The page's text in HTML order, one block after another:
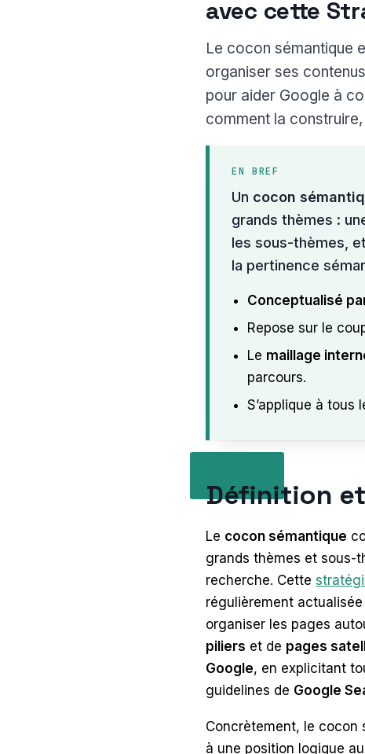
avec cette
Le cocon sémantique
organiser ses
pour aider Google à
comment la
EN BREF
Un cocon
grands thèmes :
les sous-thèmes,
la pertinence
Conceptualisé
Repose sur le
Le maillage
parcours.
S’applique à tous
Définition
Le cocon sémantique
grands thèmes et sous-
recherche. Cette
régulièrement
organiser les pages
piliers et de pages
Google, en explicitant
guidelines de Google
Concrètement, le cocon
à une position logique